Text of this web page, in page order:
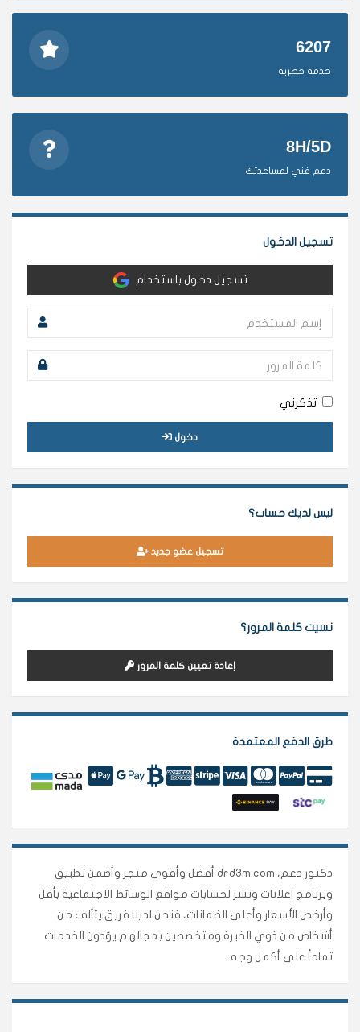
6207
خدمة حصرية
8H/5D
دعم فني لمساعدتك
تسجيل الدخول
تسجيل دخول باستخدام
تذكرني
دخول
ليس لديك حساب؟
تسجيل عضو جديد
نسيت كلمة المرور؟
إعادة تعيين كلمة المرور
طرق الدفع المعتمدة
دكتور دعم، drd3m.com أفضل وأقوى متجر وأضمن تطبيق
وبرنامج اعلانات ونشر لحسابات مواقع الوسائط الاجتماعية بأقل
وأرخص الأسعار وأعلى الضمانات، فنحن لدينا فريق يتألف من
أشخاص من ذوي الخبرة ومتخصصين بمجالهم يؤدون الخدمات
تماماً على أكمل وجه.